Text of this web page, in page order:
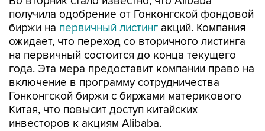
получила одобрение от Гонконгской фондовой
биржи на первичный листинг акций. Компания
ожидает, что переход со вторичного листинга
на первичный состоится до конца текущего
года. Эта мера предоставит компании право на
включение в программу сотрудничества
Гонконгской биржи с биржами материкового
Китая, что повысит доступ китайских
инвесторов к акциям Alibaba.